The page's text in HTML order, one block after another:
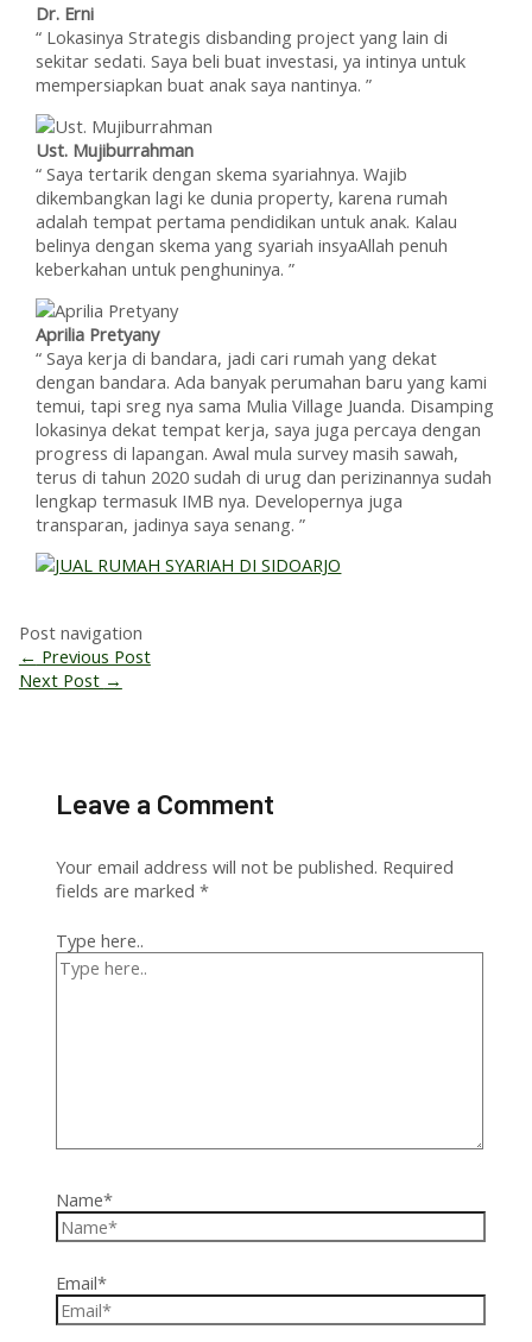
Dr. Erni
“ Lokasinya Strategis disbanding project yang lain di
sekitar sedati. Saya beli buat investasi, ya intinya untuk
mempersiapkan buat anak saya nantinya. ”
Ust. Mujiburrahman
“ Saya tertarik dengan skema syariahnya. Wajib
dikembangkan lagi ke dunia property, karena rumah
adalah tempat pertama pendidikan untuk anak. Kalau
belinya dengan skema yang syariah insyaAllah penuh
keberkahan untuk penghuninya. ”
Aprilia Pretyany
“ Saya kerja di bandara, jadi cari rumah yang dekat
dengan bandara. Ada banyak perumahan baru yang kami
temui, tapi sreg nya sama Mulia Village Juanda. Disamping
lokasinya dekat tempat kerja, saya juga percaya dengan
progress di lapangan. Awal mula survey masih sawah,
terus di tahun 2020 sudah di urug dan perizinannya sudah
lengkap termasuk IMB nya. Developernya juga
transparan, jadinya saya senang. ”
Post navigation
← Previous Post
Next Post →
Leave a Comment
Your email address will not be published. Required
fields are marked*
Type here..
Name*
Email*